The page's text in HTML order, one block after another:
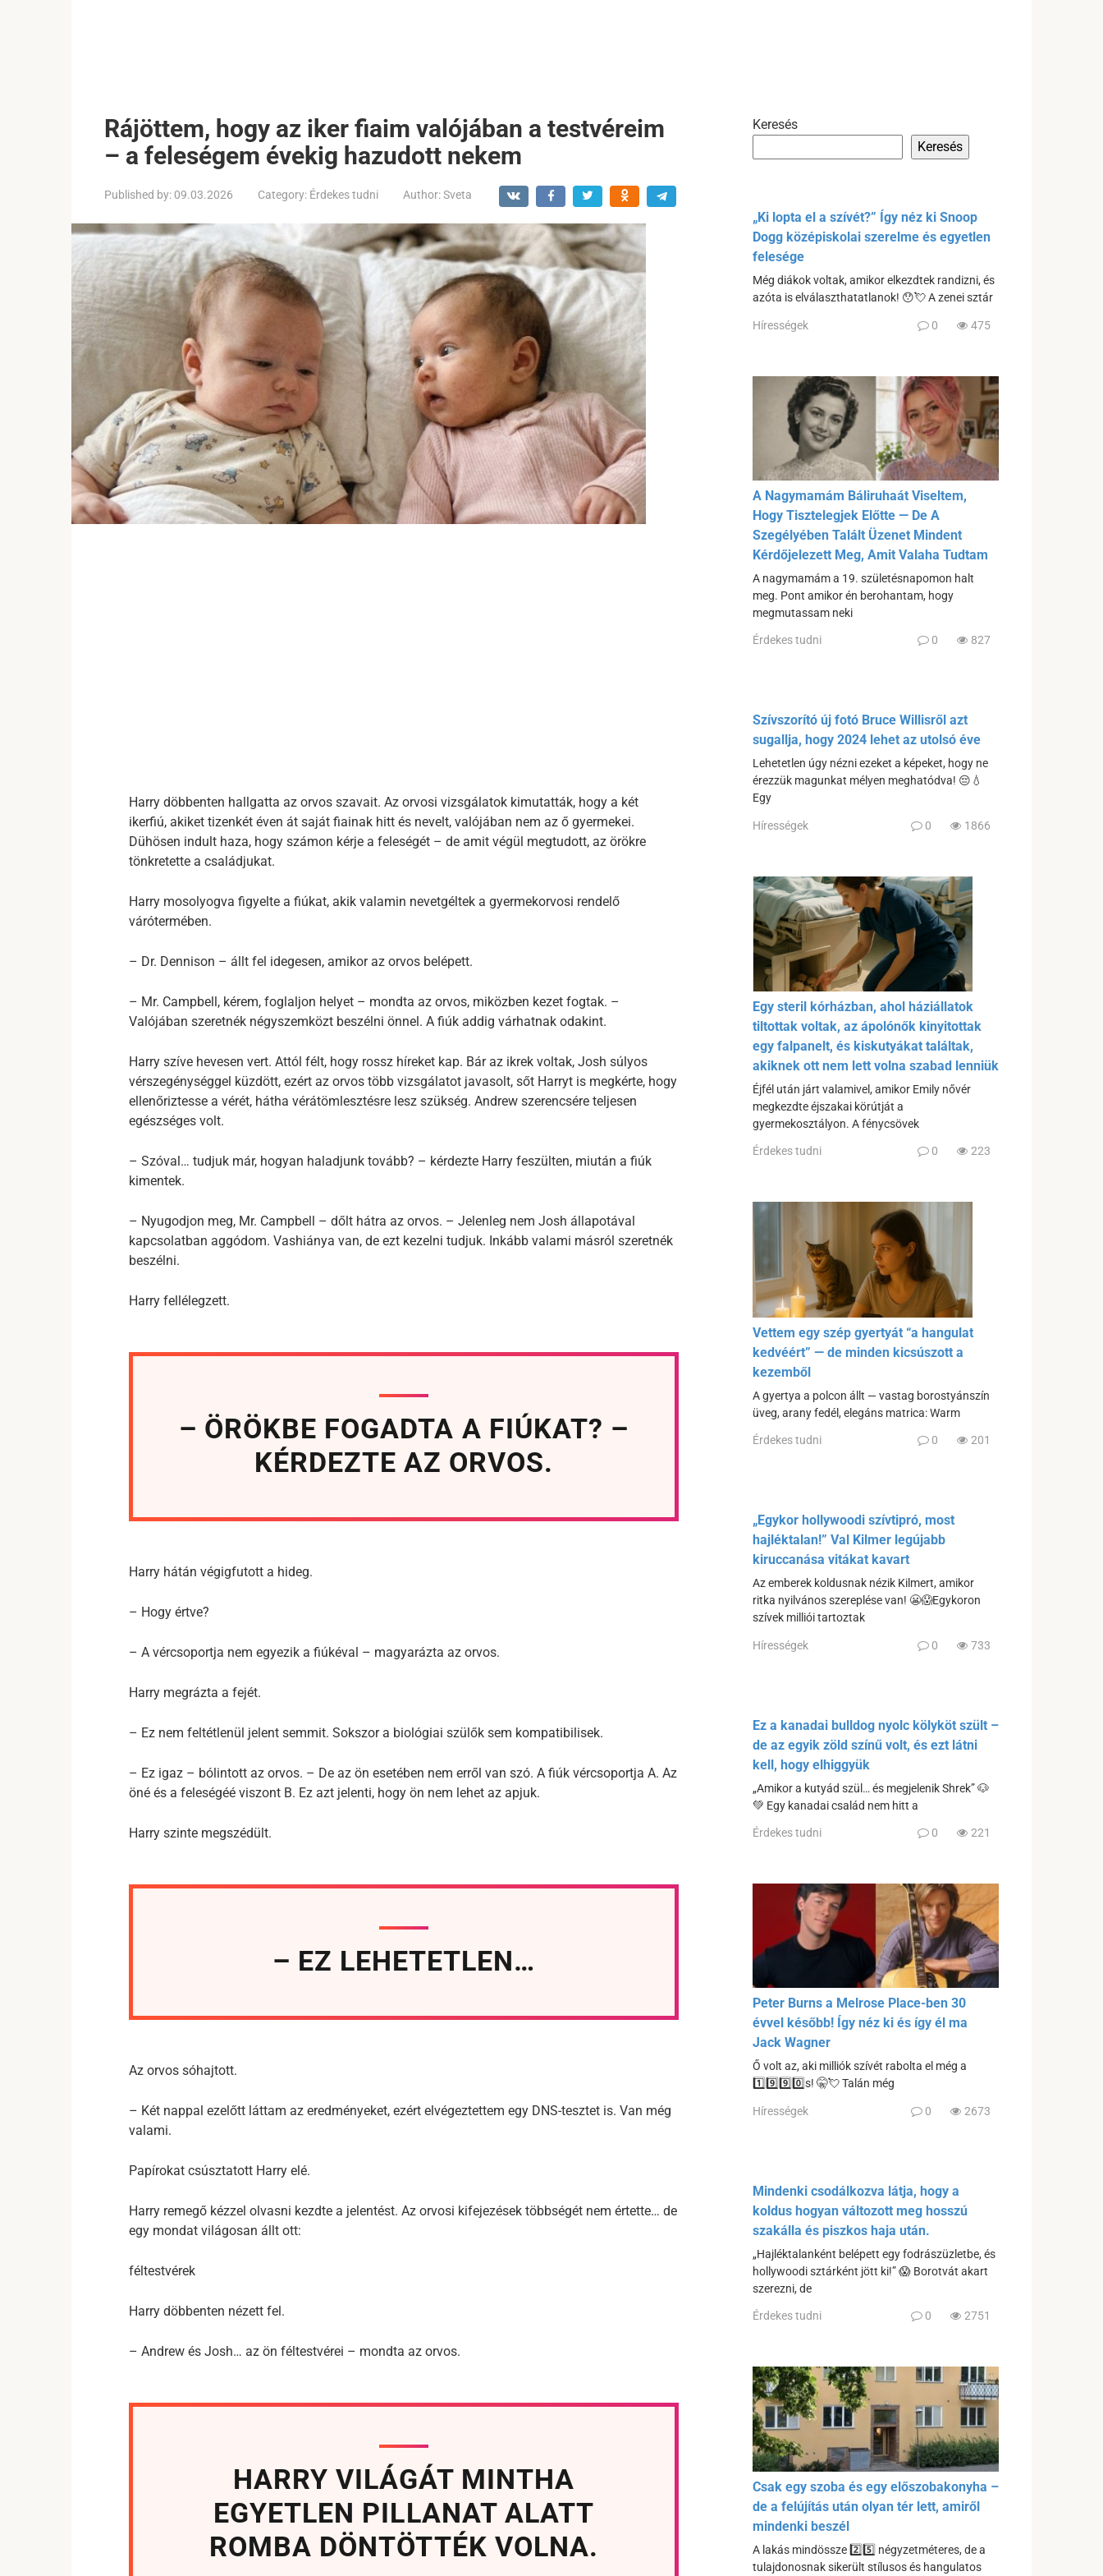
Rájöttem, hogy az iker fiaim valójában a testvéreim
– a feleségem évekig hazudott nekem
Published by: 09.03.2026 Category: Érdekes tudni Author:Sveta
Harry döbbenten hallgatta az orvos szavait. Az orvosi vizsgálatok kimutatták, hogy a két
ikerfiú, akiket tizenkét éven át saját fiainak hitt és nevelt, valójában nem az ő gyermekei.
Dühösen indult haza, hogy számon kérje a feleségét – de amit végül megtudott, az örökre
tönkretette a családjukat.
Harry mosolyogva figyelte a fiúkat, akik valamin nevetgéltek a gyermekorvosi rendelő
várótermében.
– Dr. Dennison – állt fel idegesen, amikor az orvos belépett.
– Mr. Campbell, kérem, foglaljon helyet – mondta az orvos, miközben kezet fogtak. –
Valójában szeretnék négyszemközt beszélni önnel. A fiúk addig várhatnak odakint.
Harry szíve hevesen vert. Attól félt, hogy rossz híreket kap. Bár az ikrek voltak, Josh súlyos
vérszegénységgel küzdött, ezért az orvos több vizsgálatot javasolt, sőt Harryt is megkérte, hogy
ellenőriztesse a vérét, hátha vérátömlesztésre lesz szükség. Andrew szerencsére teljesen
egészséges volt.
– Szóval… tudjuk már, hogyan haladjunk tovább? – kérdezte Harry feszülten, miután a fiúk
kimentek.
– Nyugodjon meg, Mr. Campbell – dőlt hátra az orvos. – Jelenleg nem Josh állapotával
kapcsolatban aggódom. Vashiánya van, de ezt kezelni tudjuk. Inkább valami másról szeretnék
beszélni.
Harry fellélegzett.
– ÖRÖKBE FOGADTA A FIÚKAT? –
KÉRDEZTE AZ ORVOS.
Harry hátán végigfutott a hideg.
– Hogy értve?
– A vércsoportja nem egyezik a fiúkéval – magyarázta az orvos.
Harry megrázta a fejét.
– Ez nem feltétlenül jelent semmit. Sokszor a biológiai szülők sem kompatibilisek.
– Ez igaz – bólintott az orvos. – De az ön esetében nem erről van szó. A fiúk vércsoportja A. Az
öné és a feleségéé viszont B. Ez azt jelenti, hogy ön nem lehet az apjuk.
Harry szinte megszédült.
– EZ LEHETETLEN…
Az orvos sóhajtott.
– Két nappal ezelőtt láttam az eredményeket, ezért elvégeztettem egy DNS-tesztet is. Van még
valami.
Papírokat csúsztatott Harry elé.
Harry remegő kézzel olvasni kezdte a jelentést. Az orvosi kifejezések többségét nem értette… de
egy mondat világosan állt ott:
féltestvérek
Harry döbbenten nézett fel.
– Andrew és Josh… az ön féltestvérei – mondta az orvos.
HARRY VILÁGÁT MINTHA
EGYETLEN PILLANAT ALATT
ROMBA DÖNTÖTTÉK VOLNA.
Keresés
Keresés
„Ki lopta el a szívét?” Így néz ki Snoop
Dogg középiskolai szerelme és egyetlen
felesége
Még diákok voltak, amikor elkezdtek randizni, és
azóta is elválaszthatatlanok! 😯💘 A zenei sztár
Hírességek 0 475
A Nagymamám Báliruhaát Viseltem,
Hogy Tisztelegjek Előtte — De A
Szegélyében Talált Üzenet Mindent
Kérdőjelezett Meg, Amit Valaha Tudtam
A nagymamám a 19. születésnapomon halt
meg. Pont amikor én berohantam, hogy
megmutassam neki
Érdekes tudni 0 827
Szívszorító új fotó Bruce Willisről azt
sugallja, hogy 2024 lehet az utolsó éve
Lehetetlen úgy nézni ezeket a képeket, hogy ne
érezzük magunkat mélyen meghatódva! 😔💧
Egy
Hírességek 0 1866
Egy steril kórházban, ahol háziállatok
tiltottak voltak, az ápolónők kinyitottak
egy falpanelt, és kiskutyákat találtak,
akiknek ott nem lett volna szabad lenniük
Éjfél után járt valamivel, amikor Emily nővér
megkezdte éjszakai körútját a
gyermekosztályon. A fénycsövek
Érdekes tudni 0 223
Vettem egy szép gyertyát “a hangulat
kedvéért” — de minden kicsúszott a
kezemből
A gyertya a polcon állt — vastag borostyánszín
üveg, arany fedél, elegáns matrica: Warm
Érdekes tudni 0 201
„Egykor hollywoodi szívtipró, most
hajléktalan!” Val Kilmer legújabb
kiruccanása vitákat kavart
Az emberek koldusnak nézik Kilmert, amikor
ritka nyilvános szereplése van! 😬😱Egykoron
szívek milliói tartoztak
Hírességek 0 733
Ez a kanadai bulldog nyolc kölyköt szült –
de az egyik zöld színű volt, és ezt látni
kell, hogy elhiggyük
„Amikor a kutyád szül… és megjelenik Shrek” 🐶
💚 Egy kanadai család nem hitt a
Érdekes tudni 0 221
Peter Burns a Melrose Place-ben 30
évvel később! Így néz ki és így él ma
Jack Wagner
Ő volt az, aki milliók szívét rabolta el még a
1️⃣9️⃣9️⃣0️⃣s! 🤫💘 Talán még
Hírességek 0 2673
Mindenki csodálkozva látja, hogy a
koldus hogyan változott meg hosszú
szakálla és piszkos haja után.
„Hajléktalanként belépett egy fodrászüzletbe, és
hollywoodi sztárként jött ki!” 😱 Borotvát akart
szerezni, de
Érdekes tudni 0 2751
Csak egy szoba és egy előszobakonyha –
de a felújítás után olyan tér lett, amiről
mindenki beszél
A lakás mindössze 2️⃣5️⃣ négyzetméteres, de a
tulajdonosnak sikerült stílusos és hangulatos